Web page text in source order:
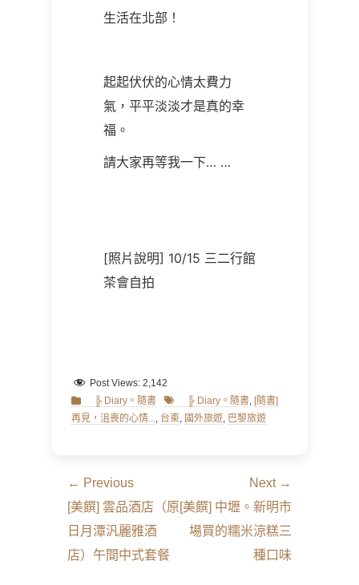
生活在北部！
起起伏伏的心情太費力
氣，平平淡淡才是真的幸
福。
請大家再等我一下… …
[照片說明] 10/15 三二行館
茶會自拍
Post Views: 2,142
Categories
╠ Diary。隨書 Tags ╠ Diary。隨書, [隨書]
再見，沮喪的心情..., 台東, 國外旅遊, 巴黎旅遊
文
章
導
覽
← Previous
Previous
post:
[美饌] 雲品酒店（原
日月潭汎麗雅酒
店）午間中式套餐
Next →
Next
post:
[美饌] 中壢。新明市
場買的糯米涼糕三
種口味